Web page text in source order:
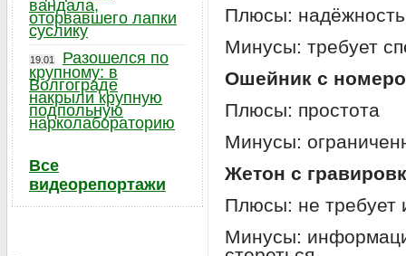
Плюсы:
Минусы: требует
Ошейник с
Плюсы: простота
Минусы:
Жетон с
Плюсы: не требует
Минусы:
вандала,
оторвавшего лапки
суслику
19.01
Разошелся по
крупному: в
Волгограде
накрыли крупную
подпольную
нарколабораторию
Все
видеорепортажи